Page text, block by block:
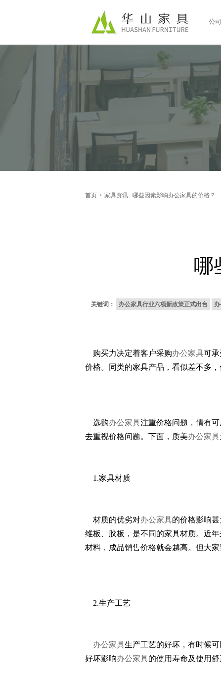
公
首页 > 家具资讯 哪些因素影响办公家具的价格？
哪
关键词： 办公家具行业六项新政策正式出台
购买力决定着客户采购办公家具可
价格。同类的家具产品，看似差不多
选购办公家具注重价格问题，情有
去重视价格问题。下面，质美办公家具
1.家具材质
材质的优劣对办公家具的价格影响
维板、胶板，是不同的家具材质。近
材料，成品销售价格就会越高。但大
2.生产工艺
办公家具生产工艺的好坏，有时候
好坏影响办公家具的使用寿命及使用